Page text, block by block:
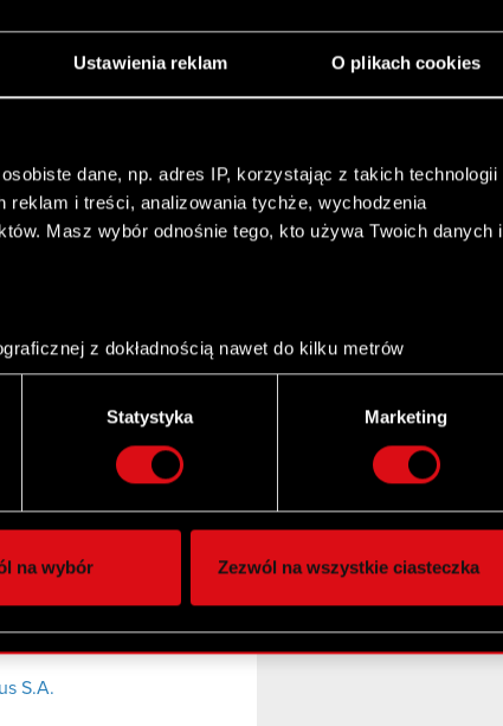
Ustawienia reklam O plikach cookies
dane, np. adres IP, korzystając z takich technologii
i treści, analizowania tychże, wychodzenia
Masz wybór odnośnie tego, kto używa Twoich danych i
z dokładnością nawet do kilku metrów
charakteryzującego je zbiory danych (fingerprinting,
są przetwarzane oraz ustaw własne preferencje w
lub wycofać swoją zgodę w dowolnej chwili.
reklam, aby oferować funkcje społecznościowe i
mogą połączyć te informacje z innymi danymi
z ich usług. Kontynuując korzystanie z naszej witryny,
Statystyka Marketing
na wybór Zezwól na wszystkie ciasteczka
miesiąc luty 2008 r.
S.A.